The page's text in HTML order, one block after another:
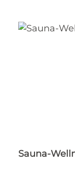
Sauna-